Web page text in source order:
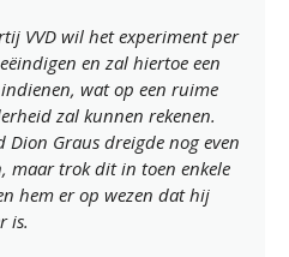
VVD wil het experiment per
en zal hiertoe een
wat op een ruime
zal kunnen rekenen.
Dion Graus dreigde nog even
maar trok dit in toen enkele
hem er op wezen dat hij
is.